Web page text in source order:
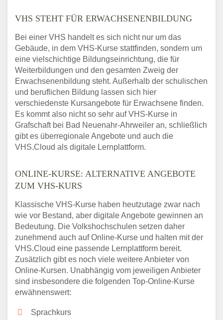
VHS STEHT FÜR ERWACHSENENBILDUNG
Bei einer VHS handelt es sich nicht nur um das
Gebäude, in dem VHS-Kurse stattfinden, sondern um
eine vielschichtige Bildungseinrichtung, die für
Weiterbildungen und den gesamten Zweig der
Erwachsenenbildung steht. Außerhalb der schulischen
und beruflichen Bildung lassen sich hier
verschiedenste Kursangebote für Erwachsene finden.
Es kommt also nicht so sehr auf VHS-Kurse in
Grafschaft bei Bad Neuenahr-Ahrweiler an, schließlich
gibt es überregionale Angebote und auch die
VHS.Cloud als digitale Lernplattform.
ONLINE-KURSE: ALTERNATIVE ANGEBOTE
ZUM VHS-KURS
Klassische VHS-Kurse haben heutzutage zwar nach
wie vor Bestand, aber digitale Angebote gewinnen an
Bedeutung. Die Volkshochschulen setzen daher
zunehmend auch auf Online-Kurse und halten mit der
VHS.Cloud eine passende Lernplattform bereit.
Zusätzlich gibt es noch viele weitere Anbieter von
Online-Kursen. Unabhängig vom jeweiligen Anbieter
sind insbesondere die folgenden Top-Online-Kurse
erwähnenswert:
Sprachkurs